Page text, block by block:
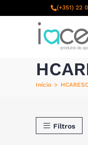
(+351) 22
Início >
Filtros